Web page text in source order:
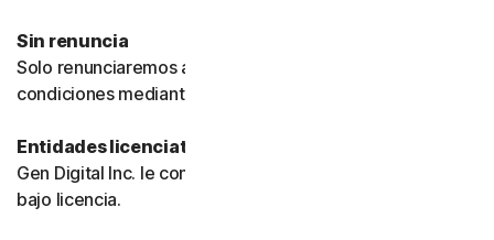
Sin renuncia
Solo renunciaremos a una disposición de estas
condiciones mediante un documento firmado.
Entidades licenciatarias
Gen Digital Inc. le concede el software y los servicios
bajo licencia.